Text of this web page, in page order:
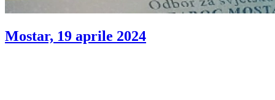
Mostar, 19 aprile 2024